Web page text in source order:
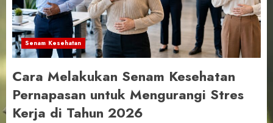
Senam Kesehatan
Cara Melakukan Senam Kesehatan
Pernapasan untuk Mengurangi Stres
Kerja di Tahun 2026